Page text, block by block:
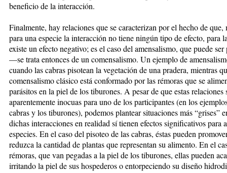
beneficio de la interacción.
Finalmente, hay relaciones que se caracterizan por el hecho de que,
para una especie la interacción no tiene ningún tipo de efecto, para
existe un efecto negativo; es el caso del amensalismo, que puede
—se trata entonces de un comensalismo. Un ejemplo de
cuando las cabras pisotean la vegetación de una pradera, mientras
comensalismo clásico está conformado por las rémoras que se
parásitos en la piel de los tiburones. A pesar de que estas relaciones
aparentemente inocuas para uno de los participantes (en los
cabras y los tiburones), podemos plantear situaciones más “grises”
dichas interacciones en realidad sí tienen efectos significativos para
especies. En el caso del pisoteo de las cabras, éstas pueden
reduzca la cantidad de plantas que representan su alimento. En el
rémoras, que van pegadas a la piel de los tiburones, ellas pueden
irritando la piel de sus hospederos o entorpeciendo su diseño